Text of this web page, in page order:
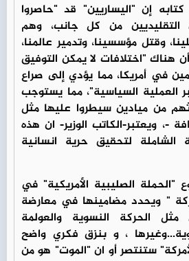
إن "اليساريين" قد "حاصروا
التقليديين من كل جانب، وهم
وقتل مؤسسينا، وتدمير عالمنا،
هناك "اختلافات لا يمكن التوفيق
في أمريكا، مما يؤدي إلى صراع
العملية السياسية"، مما يستوجب
من ميادين سيطروا عليها مثل
-، ويعتبر-الكاتب الوزير- ان هذه
لتحقيق حرية انسانية
الصليبية الأمريكية" في
" ويحدد مضامينها في معارضة
الحركة النسوية والعولمة
، و بنزق فكري واضح
ستنتصر أو ان "الموت" هو من